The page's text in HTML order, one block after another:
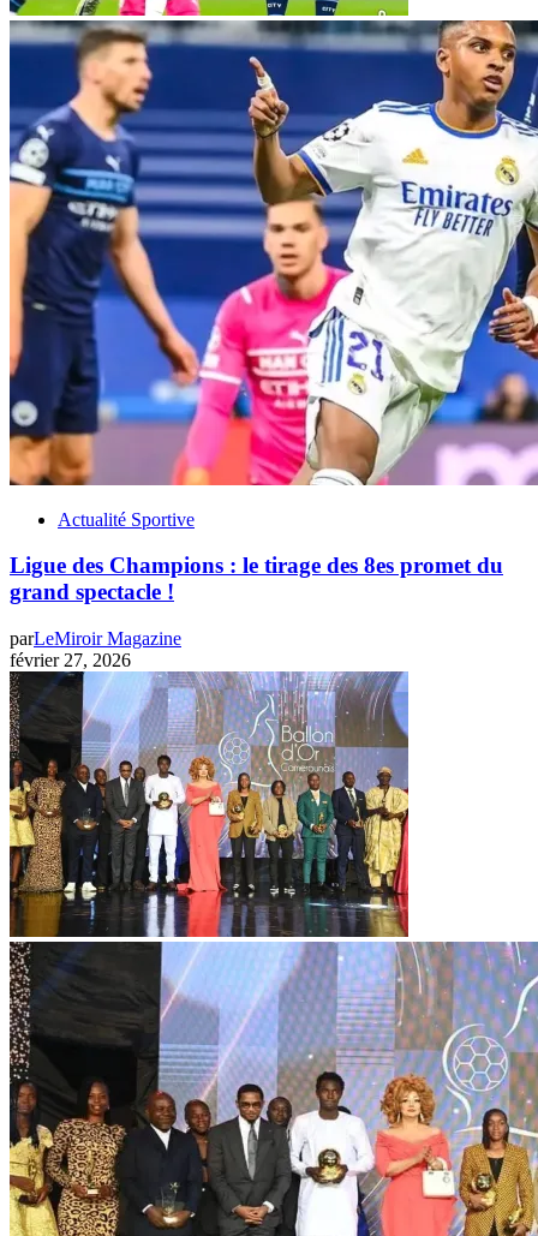
Actualité Sportive
Ligue des Champions : le tirage des 8es promet du
grand spectacle !
parLeMiroir Magazine
février 27, 2026